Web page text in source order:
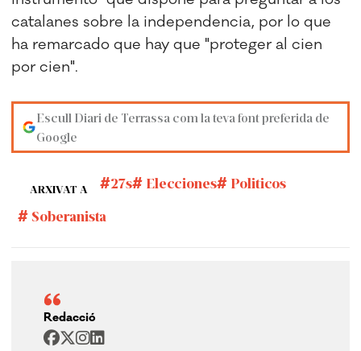
catalanes sobre la independencia, por lo que
ha remarcado que hay que "proteger al cien
por cien".
Escull Diari de Terrassa com la teva font preferida de
Google
ARXIVAT A 27s Elecciones
Politicos
Soberanista
Redacció